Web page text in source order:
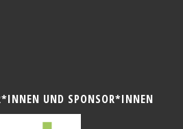
UND SPONSOR*INNEN